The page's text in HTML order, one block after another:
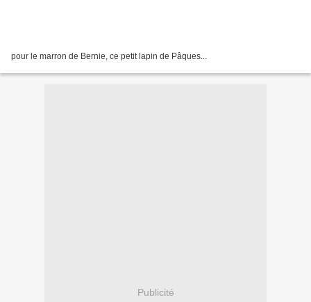
pour le marron de Bernie, ce petit lapin de Pâques...
Publicité